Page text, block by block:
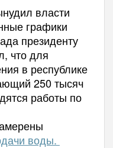
власти
графики
президенту
что для
в республике
250 тысяч
работы по
воды.